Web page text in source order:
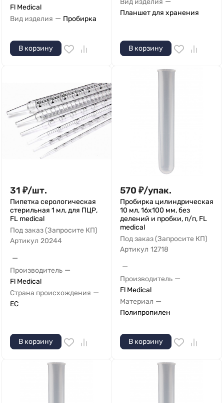
Fl Medical
Вид изделия — Пробирка
В корзину
Планшет для хранения
В корзину
31 ₽/шт.
Пипетка серологическая
стерильная 1 мл, для ПЦР,
FL medical
Под заказ (Запросите КП)
Артикул 20244
—
Производитель —
Fl Medical
Страна происхождения —
ЕС
В корзину
570 ₽/упак.
Пробирка цилиндрическая
10 мл, 16х100 мм, без
делений и пробки, п/п, FL
medical
Под заказ (Запросите КП)
Артикул 12718
—
Производитель —
Fl Medical
Материал —
Полипропилен
В корзину